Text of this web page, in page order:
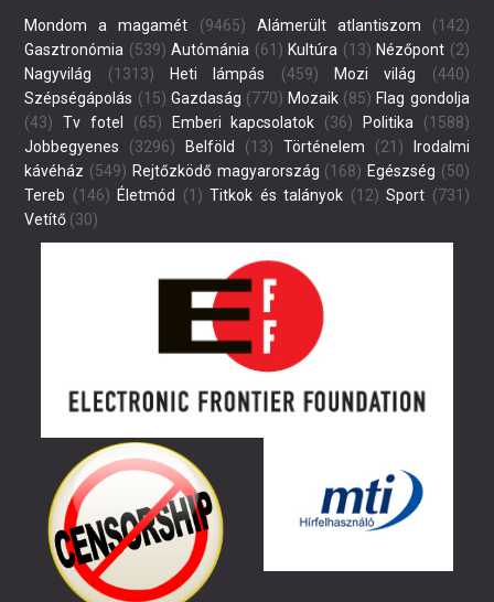
Mondom a magamét (9465) Alámerült atlantiszom (142)
Gasztronómia (539) Autómánia (61) Kultúra (13) Nézőpont (2)
Nagyvilág (1313) Heti lámpás (459) Mozi világ (440)
Szépségápolás (15) Gazdaság (770) Mozaik (85) Flag gondolja
(43)
Tv fotel (65) Emberi kapcsolatok (36) Politika (1588)
Jobbegyenes (3296) Belföld (13) Történelem (21)
Irodalmi
kávéház (549) Rejtőzködő magyarország (168) Egészség (50)
Tereb (146) Életmód (1) Titkok és talányok (12) Sport (731)
Vetítő (30)